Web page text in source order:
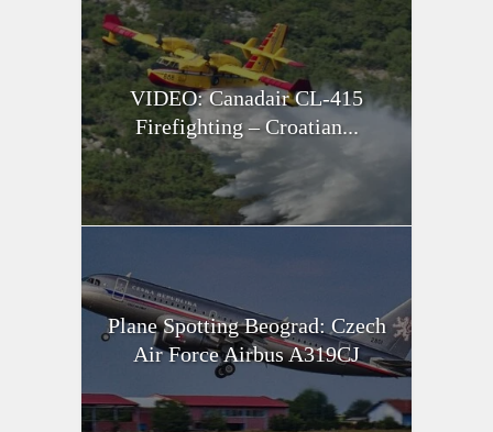
VIDEO: Canadair CL-415
Firefighting – Croatian...
Plane Spotting Beograd: Czech
Air Force Airbus A319CJ